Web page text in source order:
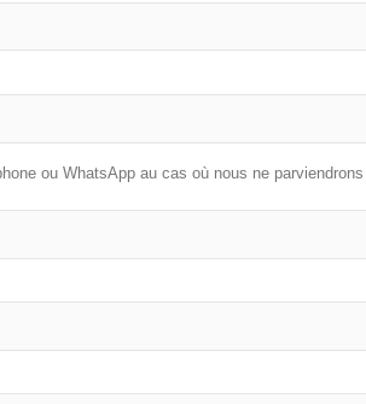
ou WhatsApp au cas où nous ne parviendrons